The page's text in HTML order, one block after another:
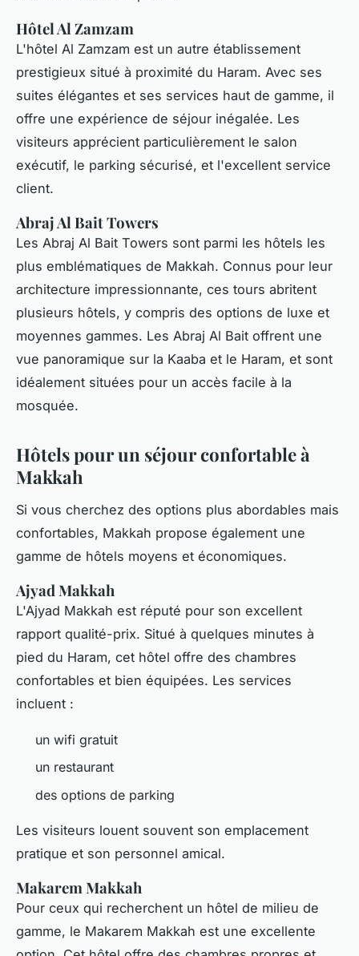
Hôtel Al Zamzam
L'hôtel Al Zamzam est un autre établissement
prestigieux situé à proximité du Haram. Avec ses
suites élégantes et ses services haut de gamme, il
offre une expérience de séjour inégalée. Les
visiteurs apprécient particulièrement le salon
exécutif, le parking sécurisé, et l'excellent service
client.
Abraj Al Bait Towers
Les Abraj Al Bait Towers sont parmi les hôtels les
plus emblématiques de Makkah. Connus pour leur
architecture impressionnante, ces tours abritent
plusieurs hôtels, y compris des options de luxe et
moyennes gammes. Les Abraj Al Bait offrent une
vue panoramique sur la Kaaba et le Haram, et sont
idéalement situées pour un accès facile à la
mosquée.
Hôtels pour un séjour confortable à
Makkah
Si vous cherchez des options plus abordables mais
confortables, Makkah propose également une
gamme de hôtels moyens et économiques.
Ajyad Makkah
L'Ajyad Makkah est réputé pour son excellent
rapport qualité-prix. Situé à quelques minutes à
pied du Haram, cet hôtel offre des chambres
confortables et bien équipées. Les services
incluent :
un wifi gratuit
un restaurant
des options de parking
Les visiteurs louent souvent son emplacement
pratique et son personnel amical.
Makarem Makkah
Pour ceux qui recherchent un hôtel de milieu de
gamme, le Makarem Makkah est une excellente